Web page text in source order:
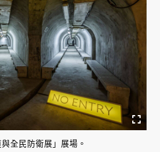
全民防衛展」展場。